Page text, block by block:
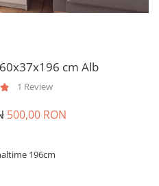
cm Alb
1 Review
500,00 RON
196cm